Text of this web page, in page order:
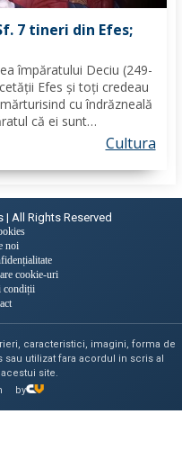
7 tineri din Efes;
împăratului Deciu (249-
Efes şi toţi credeau
cu îndrăzneală
că ei sunt
chemat la judecată. În
Cultura
| All Rights Reserved
noi
cookie-uri
condiții
caracteristici, imagini, forma de
utilizat fara acordul in scris al
site.
by